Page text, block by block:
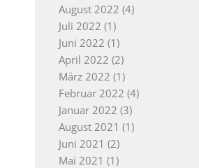
August 2022 (4)
Juli 2022 (1)
Juni 2022 (1)
April 2022 (2)
März 2022 (1)
Februar 2022 (4)
Januar 2022 (3)
August 2021 (1)
Juni 2021 (2)
Mai 2021 (1)